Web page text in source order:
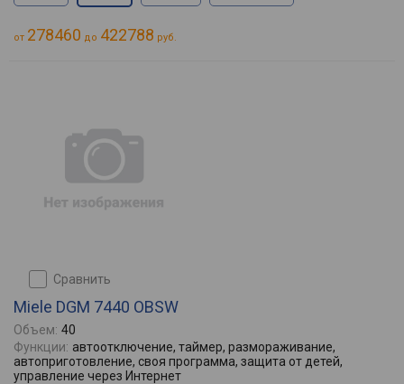
от 278460 до 422788 руб.
сравнить
Miele DGM 7440 OBSW
Объем: 40
Функции: автоотключение, таймер, размораживание,
автоприготовление, своя программа, защита от детей,
управление через Интернет